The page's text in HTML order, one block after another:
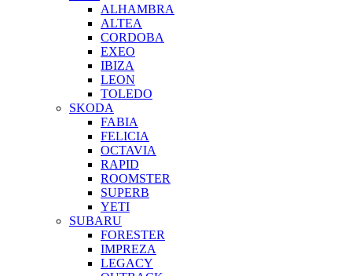
ALHAMBRA
ALTEA
CORDOBA
EXEO
IBIZA
LEON
TOLEDO
SKODA
FABIA
FELICIA
OCTAVIA
RAPID
ROOMSTER
SUPERB
YETI
SUBARU
FORESTER
IMPREZA
LEGACY